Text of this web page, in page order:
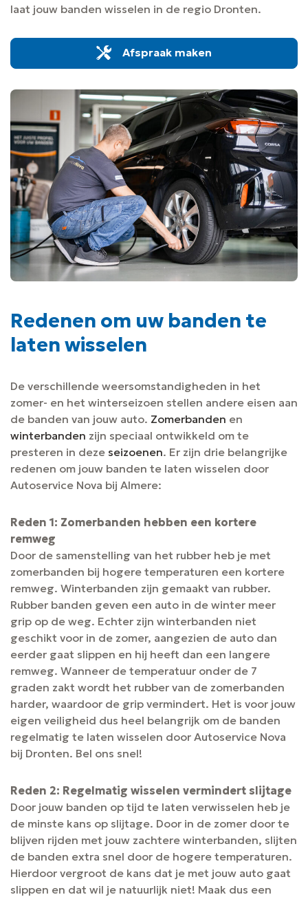
laat jouw banden wisselen in de regio Dronten.
Afspraak maken
Redenen om uw banden te
laten wisselen
De verschillende weersomstandigheden in het
zomer- en het winterseizoen stellen andere eisen aan
de banden van jouw auto. Zomerbanden en
winterbanden zijn speciaal ontwikkeld om te
presteren in deze seizoenen. Er zijn drie belangrijke
redenen om jouw banden te laten wisselen door
Autoservice Nova bij Almere:
Reden 1: Zomerbanden hebben een kortere
remweg
Door de samenstelling van het rubber heb je met
zomerbanden bij hogere temperaturen een kortere
remweg. Winterbanden zijn gemaakt van rubber.
Rubber banden geven een auto in de winter meer
grip op de weg. Echter zijn winterbanden niet
geschikt voor in de zomer, aangezien de auto dan
eerder gaat slippen en hij heeft dan een langere
remweg. Wanneer de temperatuur onder de 7
graden zakt wordt het rubber van de zomerbanden
harder, waardoor de grip vermindert. Het is voor jouw
eigen veiligheid dus heel belangrijk om de banden
regelmatig te laten wisselen door Autoservice Nova
bij Dronten. Bel ons snel!
Reden 2: Regelmatig wisselen vermindert slijtage
Door jouw banden op tijd te laten verwisselen heb je
de minste kans op slijtage. Door in de zomer door te
blijven rijden met jouw zachtere winterbanden, slijten
de banden extra snel door de hogere temperaturen.
Hierdoor vergroot de kans dat je met jouw auto gaat
slippen en dat wil je natuurlijk niet! Maak dus een